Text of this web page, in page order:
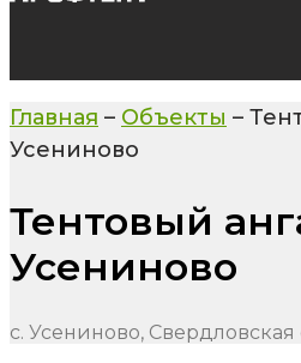
Главная – Объекты –
Усениново
Тентовый
Усениново
с. Усениново, Свердловская